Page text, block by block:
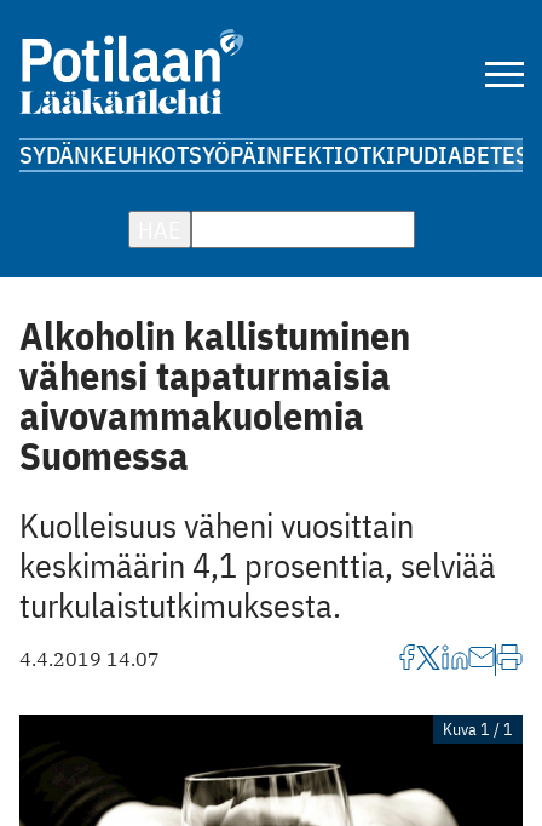
SYDÄNKEUHKOTSYÖPÄINFEKTIOTKIPUDIABETES
Alkoholin kallistuminen
vähensi tapaturmaisia
aivovammakuolemia
Suomessa
Kuolleisuus väheni vuosittain
keskimäärin 4,1 prosenttia, selviää
turkulaistutkimuksesta.
4.4.2019 14.07
Kuva 1 / 1